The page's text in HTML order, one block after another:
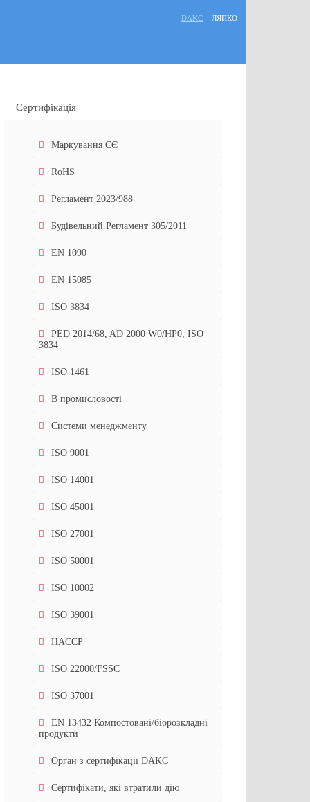
DAKC ЛЯПКО
Сертифікація
Маркування СЄ
RoHS
Регламент 2023/988
Будівельний Регламент 305/2011
EN 1090
EN 15085
ISO 3834
PED 2014/68, AD 2000 W0/HP0, ISO
3834
ISO 1461
В промисловості
Системи менеджменту
ISO 9001
ISO 14001
ISO 45001
ISO 27001
ISO 50001
ISO 10002
ISO 39001
HACCP
ISO 22000/FSSC
ISO 37001
EN 13432 Компостовані/біорозкладні
продукти
Орган з сертифікації DAKC
Сертифікати, які втратили дію